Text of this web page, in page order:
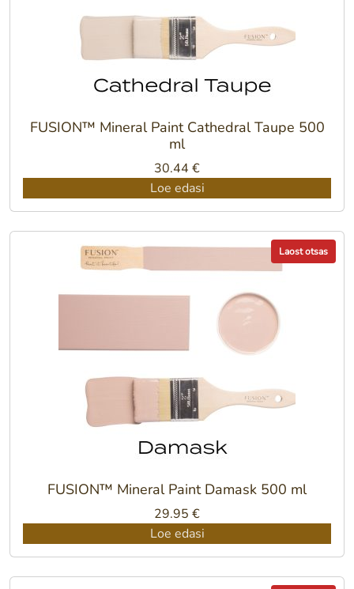
FUSION™ Mineral Paint Cathedral Taupe 500
ml
30.44 €
Loe edasi
Laost otsas
FUSION™ Mineral Paint Damask 500 ml
29.95 €
Loe edasi